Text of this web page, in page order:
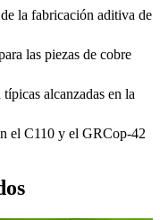
la fabricación aditiva de
las piezas de cobre
alcanzadas en la
el C110 y el GRCop-42